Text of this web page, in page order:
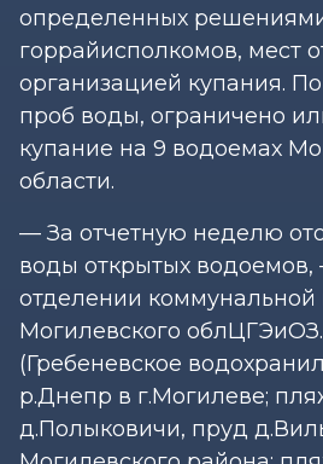
определенных
горрайисполкомов, мест
организацией купания.
проб воды, ограничено
купание на 9 водоемах
области.
— За отчетную неделю
воды открытых
отделении коммунальной
Могилевского
(Гребеневское
р.Днепр в г.Могилеве;
д.Полыковичи, пруд